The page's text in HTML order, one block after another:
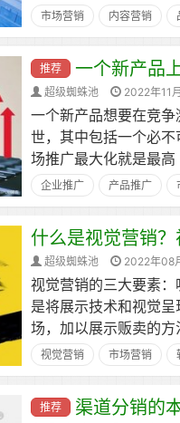
市场营销 内容营销
推荐 一个新产品
超级蜘蛛池 2022年11
一个新产品想要在竞
世，其中包括一个必
场推广最大化就是最高
企业推广 产品推广
什么是视觉营销
超级蜘蛛池 2022年08
视觉营销的三大要素
是将展示技术和视觉
场，加以展示贩卖的
视觉营销 市场营销
推荐 渠道分销的